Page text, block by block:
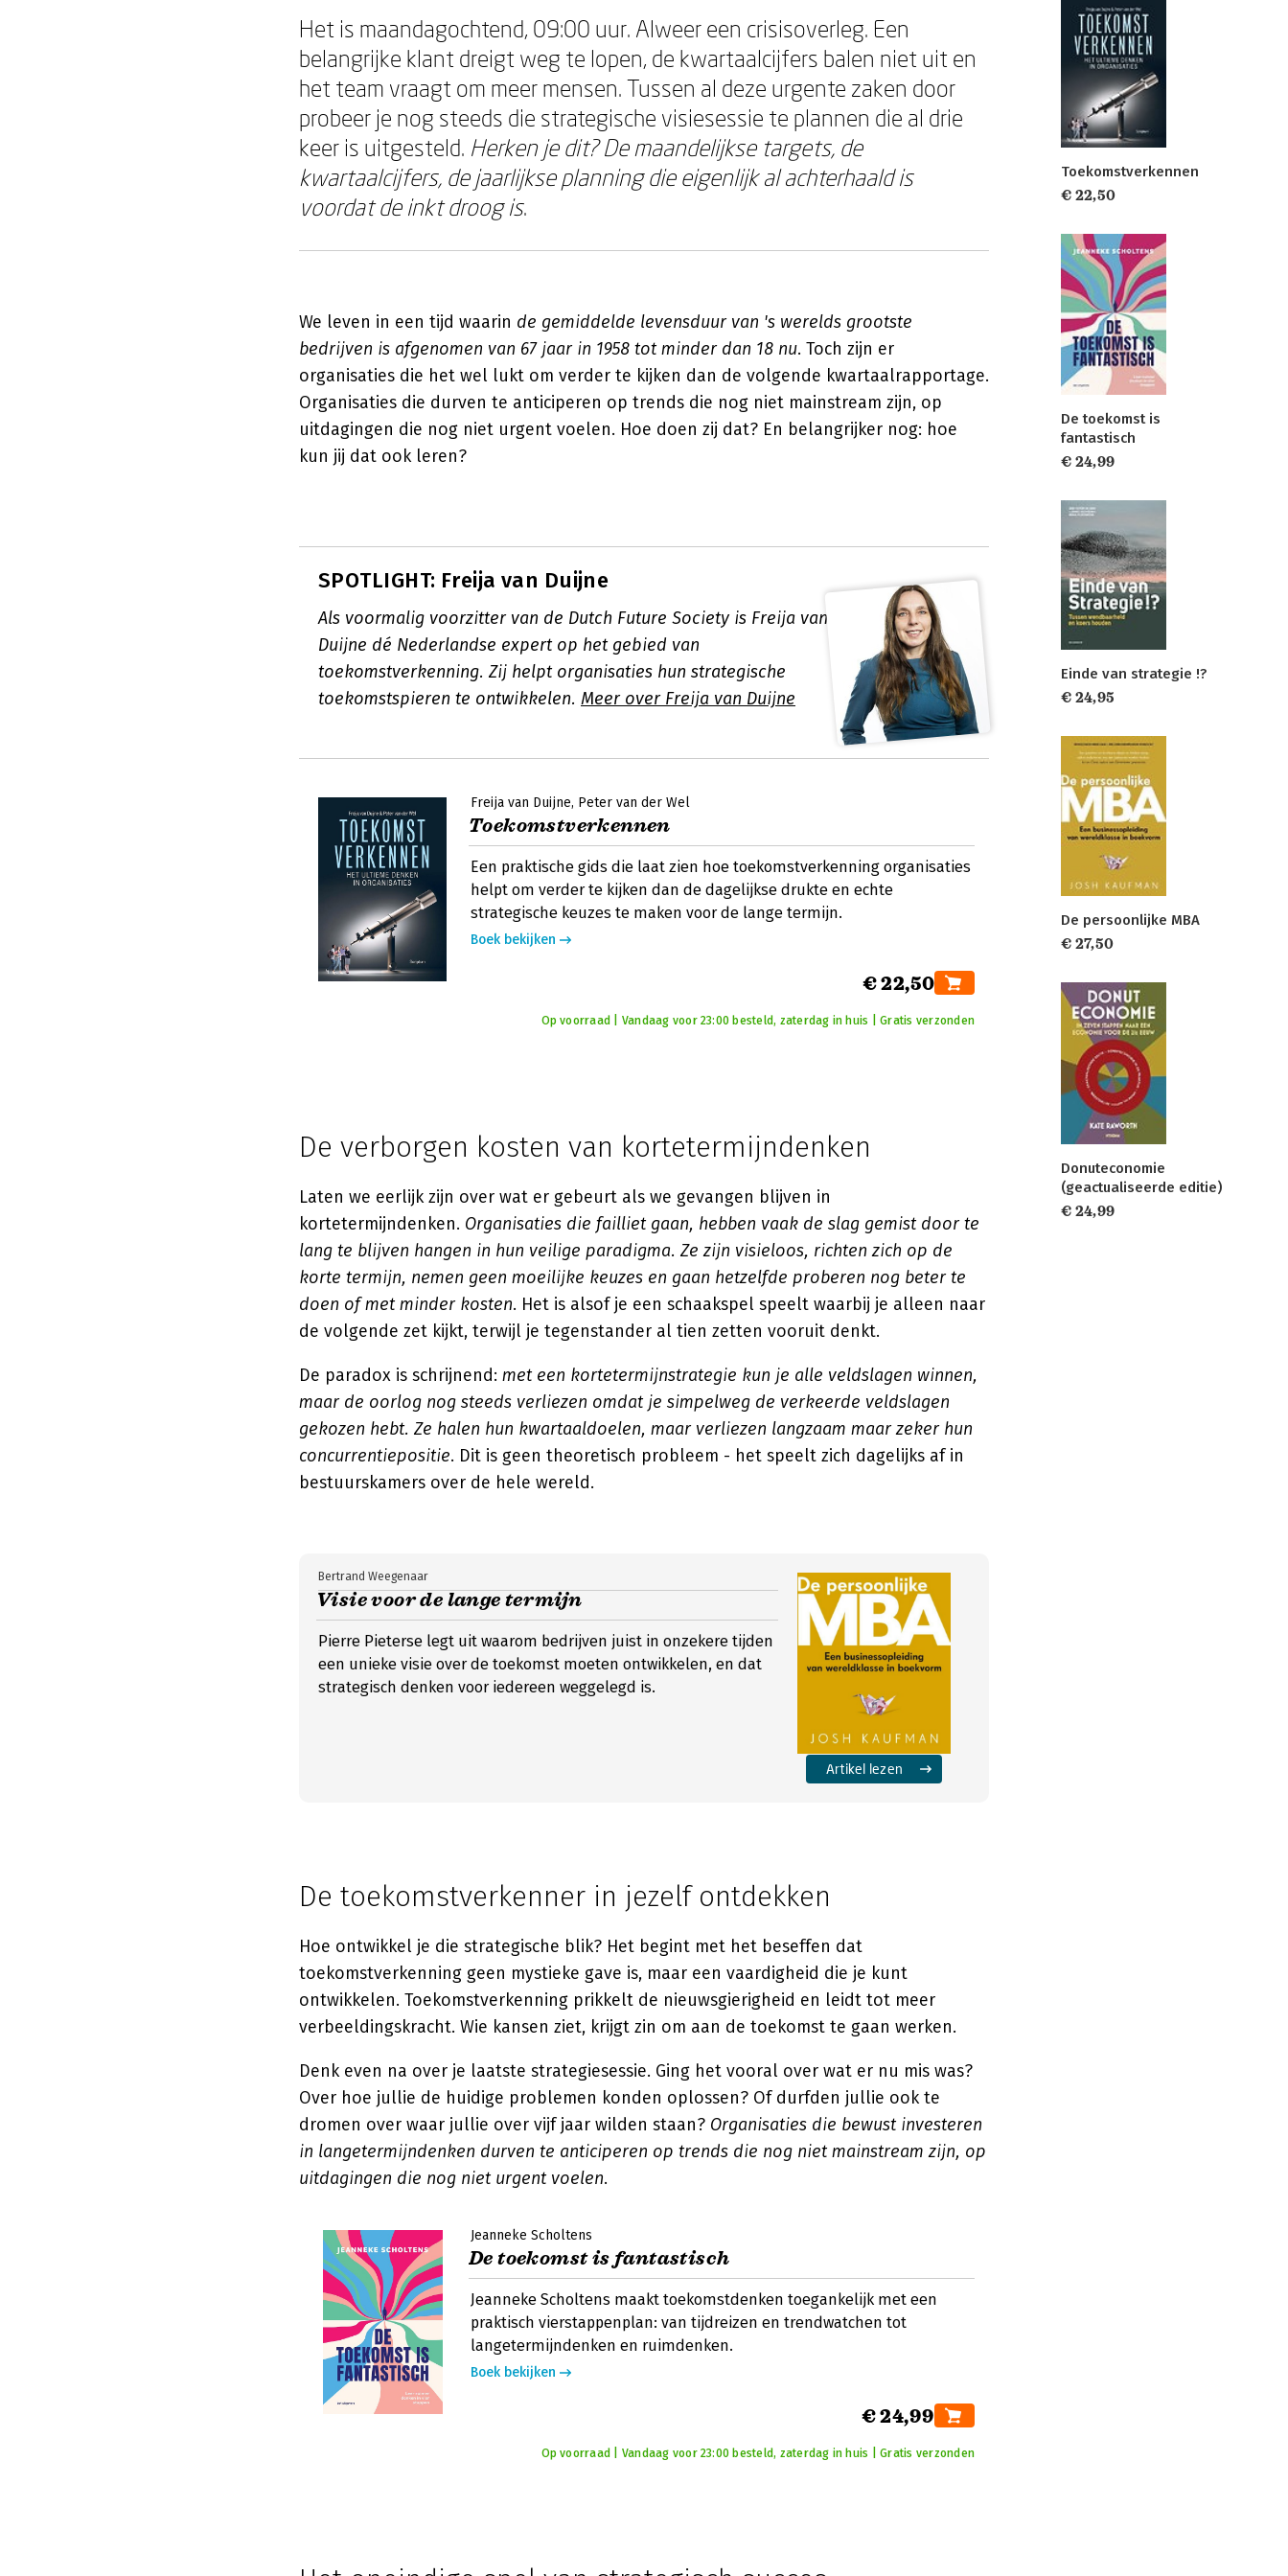
Het is maandagochtend, 09:00 uur. Alweer een crisisoverleg. Een
belangrijke klant dreigt weg te lopen, de kwartaalcijfers balen niet uit en
het team vraagt om meer mensen. Tussen al deze urgente zaken door
probeer je nog steeds die strategische visiesessie te plannen die al drie
keer is uitgesteld. Herken je dit? De maandelijkse targets, de
kwartaalcijfers, de jaarlijkse planning die eigenlijk al achterhaald is
voordat de inkt droog is.
We leven in een tijd waarin de gemiddelde levensduur van 's werelds grootste
bedrijven is afgenomen van 67 jaar in 1958 tot minder dan 18 nu. Toch zijn er
organisaties die het wel lukt om verder te kijken dan de volgende kwartaalrapportage.
Organisaties die durven te anticiperen op trends die nog niet mainstream zijn, op
uitdagingen die nog niet urgent voelen. Hoe doen zij dat? En belangrijker nog: hoe
kun jij dat ook leren?
SPOTLIGHT: Freija van Duijne
Als voormalig voorzitter van de Dutch Future Society is Freija van
Duijne dé Nederlandse expert op het gebied van
toekomstverkenning. Zij helpt organisaties hun strategische
toekomstspieren te ontwikkelen. Meer over Freija van Duijne
Freija van Duijne Peter van der Wel
Toekomstverkennen
Een praktische gids die laat zien hoe toekomstverkenning organisaties
helpt om verder te kijken dan de dagelijkse drukte en echte
strategische keuzes te maken voor de lange termijn.
Boek bekijken
€ 22,50
Op voorraad | Vandaag voor 23:00 besteld, zaterdag in huis | Gratis verzonden
De verborgen kosten van kortetermijndenken
Laten we eerlijk zijn over wat er gebeurt als we gevangen blijven in
kortetermijndenken. Organisaties die failliet gaan, hebben vaak de slag gemist door te
lang te blijven hangen in hun veilige paradigma. Ze zijn visieloos, richten zich op de
korte termijn, nemen geen moeilijke keuzes en gaan hetzelfde proberen nog beter te
doen of met minder kosten. Het is alsof je een schaakspel speelt waarbij je alleen naar
de volgende zet kijkt, terwijl je tegenstander al tien zetten vooruit denkt.
De paradox is schrijnend: met een kortetermijnstrategie kun je alle veldslagen winnen,
maar de oorlog nog steeds verliezen omdat je simpelweg de verkeerde veldslagen
gekozen hebt. Ze halen hun kwartaaldoelen, maar verliezen langzaam maar zeker hun
concurrentiepositie. Dit is geen theoretisch probleem - het speelt zich dagelijks af in
bestuurskamers over de hele wereld.
Visie voor de lange termijn
Bertrand Weegenaar
Pierre Pieterse legt uit waarom bedrijven juist in onzekere tijden
een unieke visie over de toekomst moeten ontwikkelen, en dat
strategisch denken voor iedereen weggelegd is.
Artikel lezen
De toekomstverkenner in jezelf ontdekken
Hoe ontwikkel je die strategische blik? Het begint met het beseffen dat
toekomstverkenning geen mystieke gave is, maar een vaardigheid die je kunt
ontwikkelen. Toekomstverkenning prikkelt de nieuwsgierigheid en leidt tot meer
verbeeldingskracht. Wie kansen ziet, krijgt zin om aan de toekomst te gaan werken.
Denk even na over je laatste strategiesessie. Ging het vooral over wat er nu mis was?
Over hoe jullie de huidige problemen konden oplossen? Of durfden jullie ook te
dromen over waar jullie over vijf jaar wilden staan? Organisaties die bewust investeren
in langetermijndenken durven te anticiperen op trends die nog niet mainstream zijn, op
uitdagingen die nog niet urgent voelen.
Jeanneke Scholtens
De toekomst is fantastisch
Jeanneke Scholtens maakt toekomstdenken toegankelijk met een
praktisch vierstappenplan: van tijdreizen en trendwatchen tot
langetermijndenken en ruimdenken.
Boek bekijken
€ 24,99
Op voorraad | Vandaag voor 23:00 besteld, zaterdag in huis | Gratis verzonden
Toekomstverkennen
€ 22,50
De toekomst is
fantastisch
€ 24,99
Einde van strategie !?
€ 24,95
De persoonlijke MBA
€ 27,50
Donuteconomie
(geactualiseerde editie)
€ 24,99